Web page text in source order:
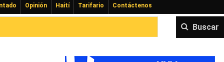
Opinión Haití Tarifario Contáctenos
Buscar